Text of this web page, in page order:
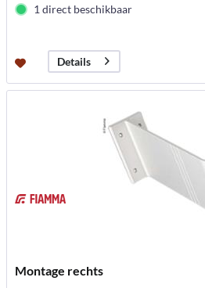
1 direct beschikbaar
Details
Montage rechts